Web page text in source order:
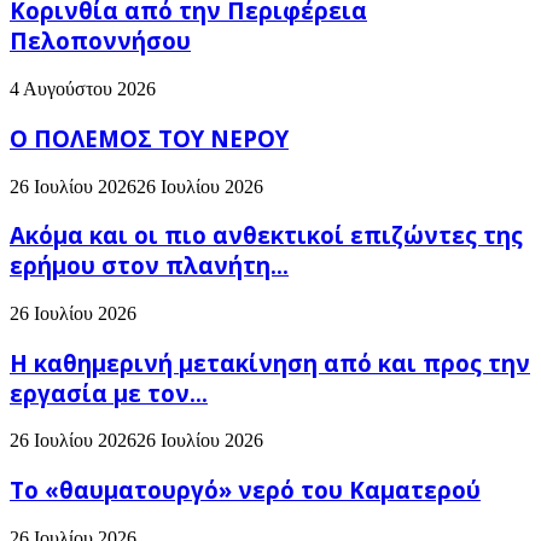
Κορινθία από την Περιφέρεια
Πελοποννήσου
4 Αυγούστου 2026
Ο ΠΟΛΕΜΟΣ ΤΟΥ ΝΕΡΟΥ
26 Ιουλίου 202626 Ιουλίου 2026
Ακόμα και οι πιο ανθεκτικοί επιζώντες της
ερήμου στον πλανήτη...
26 Ιουλίου 2026
H καθημερινή μετακίνηση από και προς την
εργασία με τον...
26 Ιουλίου 202626 Ιουλίου 2026
Το «θαυματουργό» νερό του Καματερού